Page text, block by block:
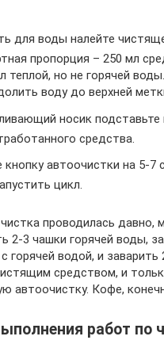
для воды налейте
пропорция – 250 мл
теплой, но не горячей
воду до верхней
носик подставьте
средства.
автоочистки на 5-7
цикл.
проводилась давно,
2-3 чашки горячей воды,
горячей водой, и заварить
средством, и
автоочистку. Кофе,
работ по